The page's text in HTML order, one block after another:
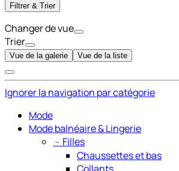
Filtrer & Trier
Changer de vue
Trier
Vue de la galerie Vue de la liste
Ignorer la navigation par catégorie
Mode
Mode balnéaire & Lingerie
﹣ Filles
Chaussettes et bas